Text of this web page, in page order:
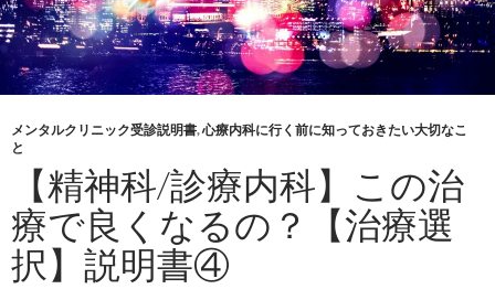
メンタルクリニック受診説明書,心療内科に行く前に知っておきたい大切なこ
と
【精神科/診療内科】この治
療で良くなるの？【治療選
択】説明書④